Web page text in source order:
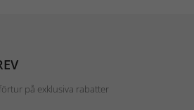
på exklusiva rabatter